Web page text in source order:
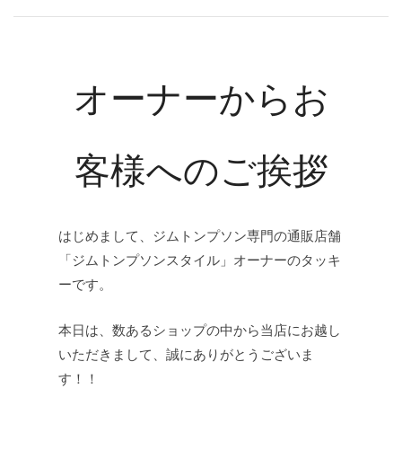
オーナーからお
客様へのご挨拶
はじめまして、ジムトンプソン専門の通販店舗
「ジムトンプソンスタイル」オーナーのタッキ
ーです。
本日は、数あるショップの中から当店にお越し
いただきまして、誠にありがとうございま
す！！